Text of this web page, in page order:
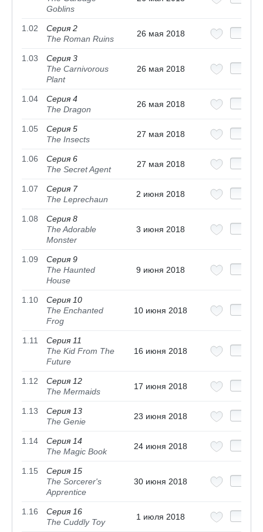
Goblins
1.02
Серия 2
The Roman Ruins
26 мая 2018
1.03
Серия 3
The Carnivorous
Plant
26 мая 2018
1.04
Серия 4
The Dragon
26 мая 2018
1.05
Серия 5
The Insects
27 мая 2018
1.06
Серия 6
The Secret Agent
27 мая 2018
1.07
Серия 7
The Leprechaun
2 июня 2018
1.08
Серия 8
The Adorable
Monster
3 июня 2018
1.09
Серия 9
The Haunted
House
9 июня 2018
1.10
Серия 10
The Enchanted
Frog
10 июня 2018
1.11
Серия 11
The Kid From The
Future
16 июня 2018
1.12
Серия 12
The Mermaids
17 июня 2018
1.13
Серия 13
The Genie
23 июня 2018
1.14
Серия 14
The Magic Book
24 июня 2018
1.15
Серия 15
The Sorcerer's
Apprentice
30 июня 2018
1.16
Серия 16
The Cuddly Toy
1 июля 2018